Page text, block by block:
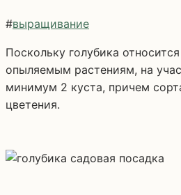
#выращивание
Поскольку голубика относится к перекрестно
опыляемым растениям, на
минимум 2 куста, причем
цветения.